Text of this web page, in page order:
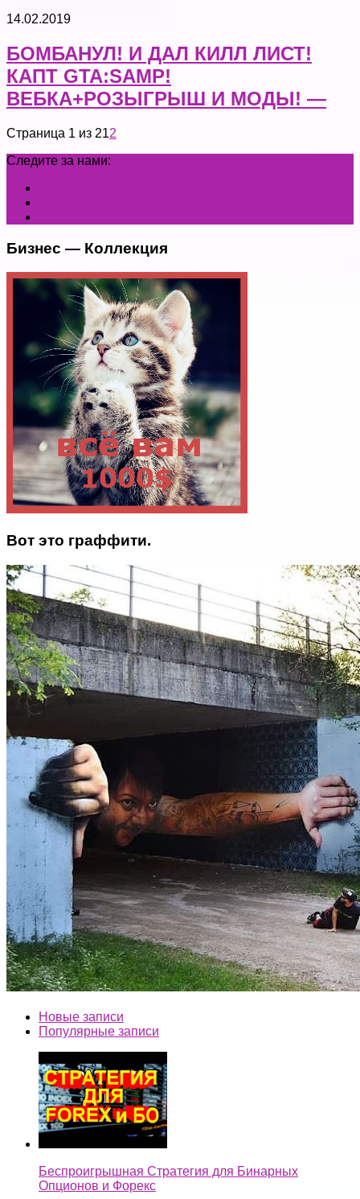
14.02.2019
БОМБАНУЛ! И ДАЛ КИЛЛ ЛИСТ!
КАПТ GTA:SAMP!
ВЕБКА+РОЗЫГРЫШ И МОДЫ! —
Страница 1 из 212
Следите за нами:
Бизнес — Коллекция
Вот это граффити.
Новые записи
Популярные записи
Беспроигрышная Стратегия для Бинарных
Опционов и Форекс